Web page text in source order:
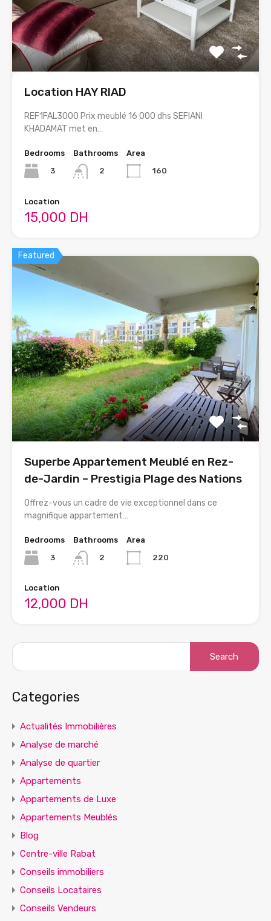
Location HAY RIAD
REF1FAL3000 Prix meublé 16 000 dhs SEFIANI
KHADAMAT met en…
Bedrooms
3
Bathrooms
2
Area
160
Location
15,000 DH
Featured
Superbe Appartement Meublé en Rez-
de-Jardin – Prestigia Plage des Nations
Offrez-vous un cadre de vie exceptionnel dans ce
magnifique appartement…
Bedrooms
3
Bathrooms
2
Area
220
Location
12,000 DH
Categories
Actualités Immobilières
Analyse de marché
Analyse de quartier
Appartements
Appartements de Luxe
Appartements Meublés
Blog
Centre-ville Rabat
Conseils immobiliers
Conseils Locataires
Conseils Vendeurs